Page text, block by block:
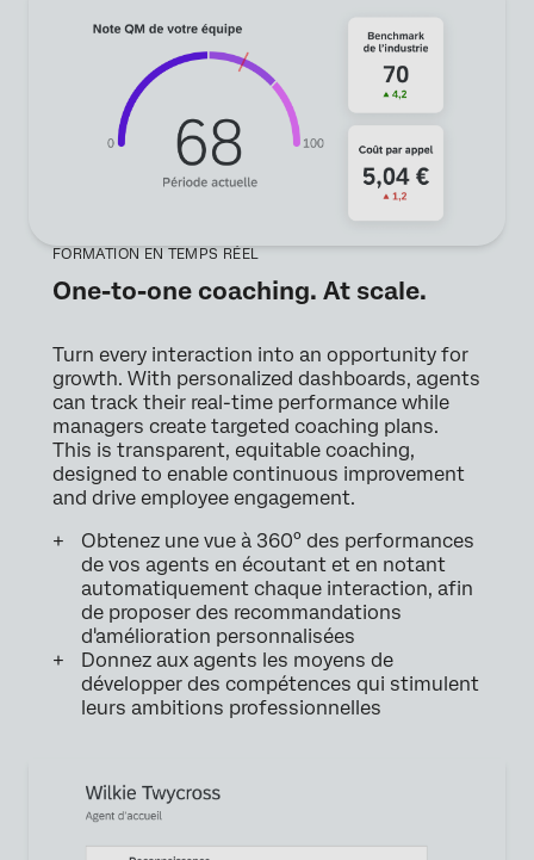
FORMATION EN TEMPS RÉEL
One-to-one coaching. At scale.
Turn every interaction into an opportunity for
growth. With personalized dashboards, agents
can track their real-time performance while
managers create targeted coaching plans.
This is transparent, equitable coaching,
designed to enable continuous improvement
and drive employee engagement.
Obtenez une vue à 360° des performances
de vos agents en écoutant et en notant
automatiquement chaque interaction, afin
de proposer des recommandations
d'amélioration personnalisées
Donnez aux agents les moyens de
développer des compétences qui stimulent
leurs ambitions professionnelles